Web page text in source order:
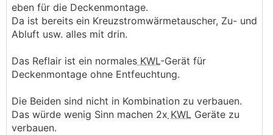
aber dann hätt ich die Scheidung vorher, weil ich
dazu den halben Technikraum umbauen müsste,
den Schaltschrank versetzen müsste und
aktuell stark bewohnten Haus leider ein noGo.
Hab da leider etwas zu klein und knapp gebaut,
wären.
eben für die Deckenmontage.
Da ist bereits ein Kreuzstromwärmetauscher, Zu- und
Abluft usw. alles mit drin.
Das Reflair ist ein normales KWL-Gerät für
Deckenmontage ohne Entfeuchtung.
Die Beiden sind nicht in Kombination zu verbauen.
Das würde wenig Sinn machen 2x KWL Geräte zu
verbauen.